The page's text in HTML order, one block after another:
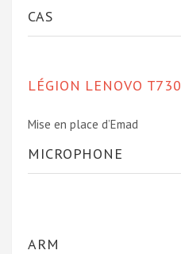
CAS
LÉGION LENOVO T730
Mise en place d’Emad
MICROPHONE
ARM